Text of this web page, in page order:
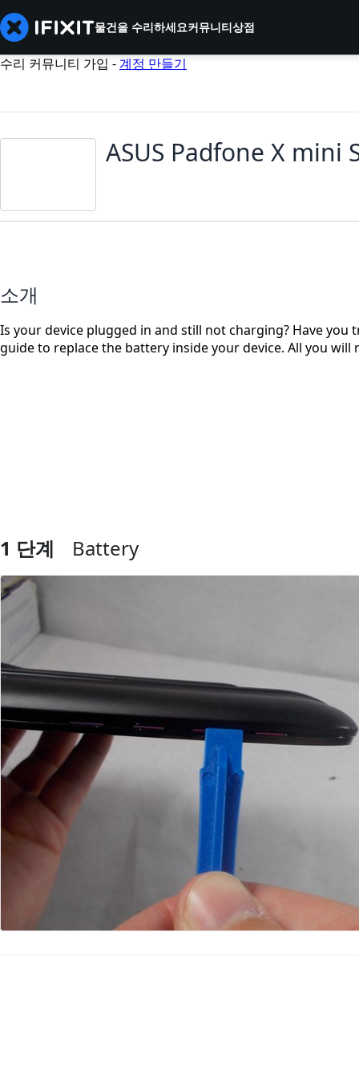
물건을 수리하세요커뮤니티상점
수리 커뮤니티 가입 -계정 만들기
ASUS Padfone X
소개
Is your device plugged in and still not charging? Have
guide to replace the battery inside your device. All you
1 단계 Battery